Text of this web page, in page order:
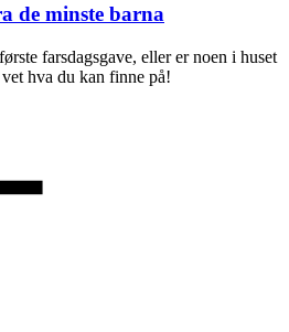
de minste barna
farsdagsgave, eller er noen i huset
hva du kan finne på!